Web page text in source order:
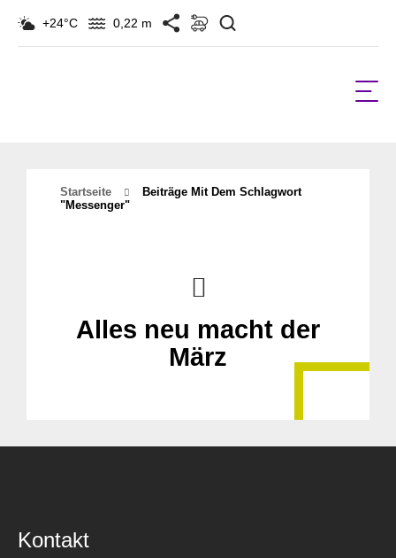
+24°C 0,22 m
Startseite
Beiträge Mit Dem Schlagwort
"Messenger"
Alles neu macht der
März
Kontakt